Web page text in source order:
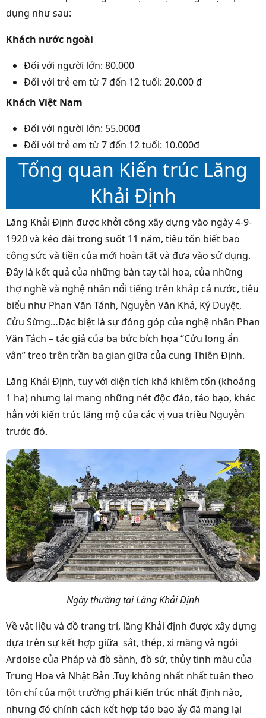
dụng như sau:
Khách nước ngoài
Đối với người lớn: 80.000
Đối với trẻ em từ 7 đến 12 tuổi: 20.000 đ
Khách Việt Nam
Đối với người lớn: 55.000đ
Đối với trẻ em từ 7 đến 12 tuổi: 10.000đ
Tổng quan Kiến trúc Lăng
Khải Định
Lăng Khải Định được khởi công xây dựng vào ngày 4-9-
1920 và kéo dài trong suốt 11 năm, tiêu tốn biết bao
công sức và tiền của mới hoàn tất và đưa vào sử dụng.
Đây là kết quả của những bàn tay tài hoa, của những
thợ nghề và nghệ nhân nổi tiếng trên khắp cả nước, tiêu
biểu như Phan Văn Tánh, Nguyễn Văn Khả, Ký Duyệt,
Cửu Sừng…Đặc biệt là sự đóng góp của nghệ nhân Phan
Văn Tách – tác giả của ba bức bích họa “Cửu long ẩn
vân” treo trên trần ba gian giữa của cung Thiên Định.
Lăng Khải Định, tuy với diện tích khá khiêm tốn (khoảng
1 ha) nhưng lại mang những nét độc đáo, táo bạo, khác
hẳn với kiến trúc lăng mộ của các vị vua triều Nguyễn
trước đó.
Ngày thường tại Lăng Khải Định
Về vật liệu và đồ trang trí, lăng Khải định được xây dựng
dựa trên sự kết hợp giữa sắt, thép, xi măng và ngói
Ardoise của Pháp và đồ sành, đồ sứ, thủy tinh màu của
Trung Hoa và Nhật Bản .Tuy không nhất nhất tuân theo
tôn chỉ của một trường phái kiến trúc nhất định nào,
nhưng đó chính cách kết hợp táo bạo ấy đã mang lại